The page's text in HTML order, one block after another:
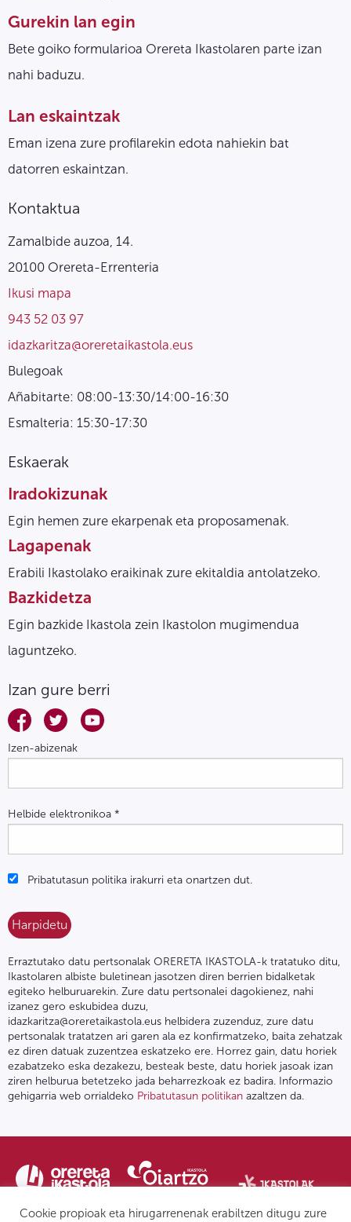
Gurekin lan egin
Bete goiko formularioa Orereta Ikastolaren parte izan
nahi baduzu.
Lan eskaintzak
Eman izena zure profilarekin edota nahiekin bat
datorren eskaintzan.
Kontaktua
Zamalbide auzoa, 14.
20100 Orereta-Errenteria
Ikusi mapa
943 52 03 97
idazkaritza@oreretaikastola.eus
Bulegoak
Añabitarte: 08:00-13:30/14:00-16:30
Esmalteria: 15:30-17:30
Eskaerak
Iradokizunak
Egin hemen zure ekarpenak eta proposamenak.
Lagapenak
Erabili Ikastolako eraikinak zure ekitaldia antolatzeko.
Bazkidetza
Egin bazkide Ikastola zein Ikastolon mugimendua
laguntzeko.
Izan gure berri
Izen-abizenak
Helbide elektronikoa *
Pribatutasun politika irakurri eta onartzen dut.
Erraztutako datu pertsonalak ORERETA IKASTOLA-k tratatuko ditu,
Ikastolaren albiste buletinean jasotzen diren berrien bidalketak
egiteko helburuarekin. Zure datu pertsonalei dagokienez, nahi
izanez gero eskubidea duzu,
idazkaritza@oreretaikastola.eus helbidera zuzenduz, zure datu
pertsonalak tratatzen ari garen ala ez konfirmatzeko, baita zehatzak
ez diren datuak zuzentzea eskatzeko ere. Horrez gain, datu horiek
ezabatzeko eska dezakezu, besteak beste, datu horiek jasoak izan
ziren helburua betetzeko jada beharrezkoak ez badira. Informazio
gehigarria web orrialdeko Pribatutasun politikan azaltzen da.
Cookie propioak eta hirugarrenenak erabiltzen ditugu zure